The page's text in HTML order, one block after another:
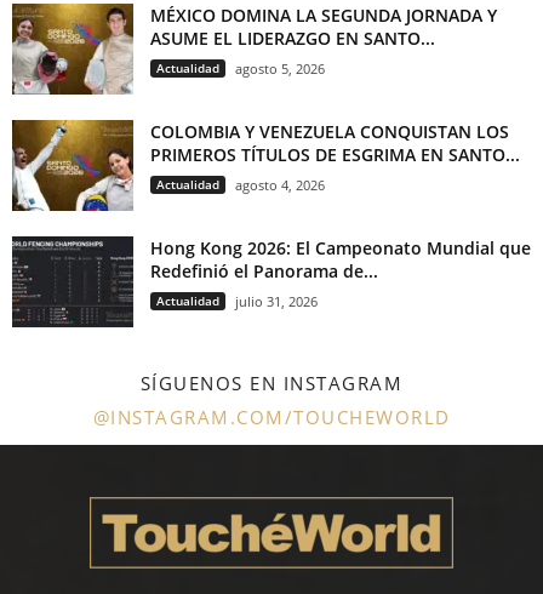
MÉXICO DOMINA LA SEGUNDA JORNADA Y
ASUME EL LIDERAZGO EN SANTO...
Actualidad agosto 5, 2026
COLOMBIA Y VENEZUELA CONQUISTAN LOS
PRIMEROS TÍTULOS DE ESGRIMA EN SANTO...
Actualidad agosto 4, 2026
Hong Kong 2026: El Campeonato Mundial que
Redefinió el Panorama de...
Actualidad julio 31, 2026
SÍGUENOS EN INSTAGRAM
@INSTAGRAM.COM/TOUCHEWORLD